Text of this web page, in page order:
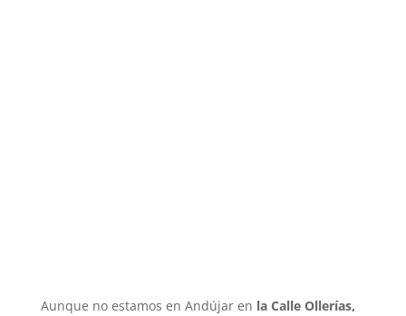
Aunque no estamos en Andújar en la Calle Ollerías,